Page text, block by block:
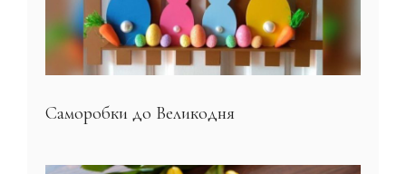
Саморобки до Великодня